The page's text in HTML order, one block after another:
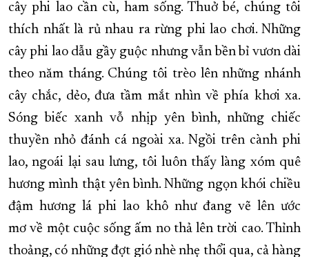
cây phi lao cần cù, ham sống. Thuở bé, chúng tôi
thích nhất là rủ nhau ra rừng phi lao chơi. Những
cây phi lao dẫu gầy guộc nhưng vẫn bền bỉ vươn dài
theo năm tháng. Chúng tôi trèo lên những nhánh
cây chắc, dẻo, đưa tầm mắt nhìn về phía khơi xa.
Sóng biếc xanh vỗ nhịp yên bình, những chiếc
thuyền nhỏ đánh cá ngoài xa. Ngồi trên cành phi
lao, ngoái lại sau lưng, tôi luôn thấy làng xóm quê
hương mình thật yên bình. Những ngọn khói chiều
đậm hương lá phi lao khô như đang vẽ lên ước
mơ về một cuộc sống ấm no thả lên trời cao. Thỉnh
thoảng, có những đợt gió nhè nhẹ thổi qua, cả hàng